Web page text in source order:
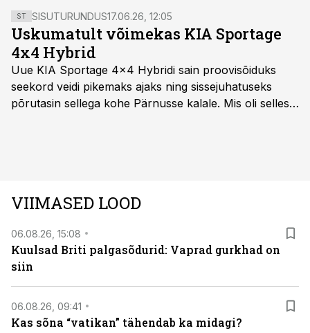
ST SISUTURUNDUS17.06.26, 12:05
Uskumatult võimekas KIA Sportage
4x4 Hybrid
Uue KIA Sportage 4x4 Hybridi sain proovisõiduks
seekord veidi pikemaks ajaks ning sissejuhatuseks
põrutasin sellega kohe Pärnusse kalale. Mis oli selles
VIIMASED LOOD
06.08.26, 15:08
Kuulsad Briti palgasõdurid: Vaprad gurkhad on
siin
06.08.26, 09:41
Kas sõna “vatikan” tähendab ka midagi?